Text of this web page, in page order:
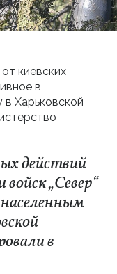
киевских
в
Харьковской
действий
„Север“
в